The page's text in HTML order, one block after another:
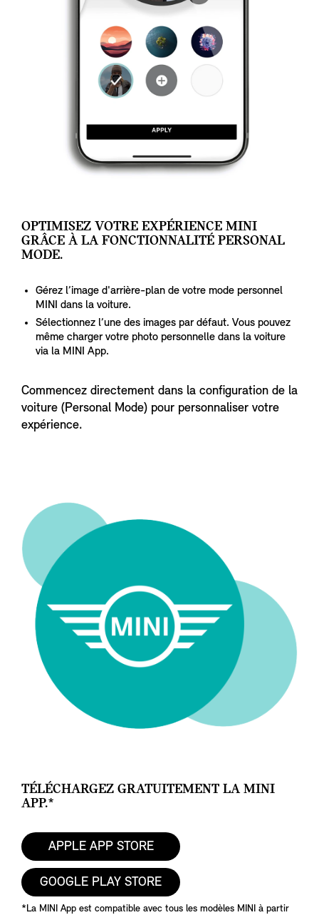
OPTIMISEZ VOTRE EXPÉRIENCE MINI
GRÂCE À LA FONCTIONNALITÉ PERSONAL
MODE.
Gérez l’image d'arrière-plan de votre mode personnel
MINI dans la voiture.
Sélectionnez l’une des images par défaut. Vous pouvez
même charger votre photo personnelle dans la voiture
via la MINI App.
Commencez directement dans la configuration de la
voiture (Personal Mode) pour personnaliser votre
expérience.
TÉLÉCHARGEZ GRATUITEMENT LA MINI
APP.*
APPLE APP STORE
GOOGLE PLAY STORE
*La MINI App est compatible avec tous les modèles MINI à partir